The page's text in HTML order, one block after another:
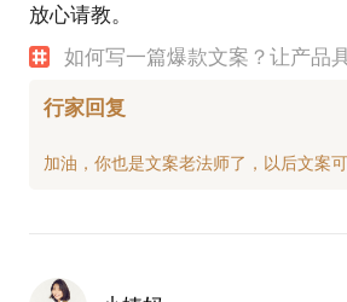
普通人，如何打造一门爆款课程
三、如何做一门“小而美”的生意？
今天，当大企业和“小而美”站在
放心请教。
如何写一篇爆款文案？让产品
行家回复